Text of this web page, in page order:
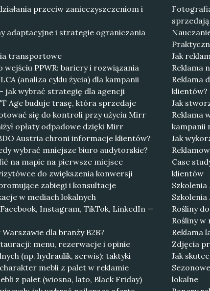
przeciw zanieczyszczeniom i
adaptacyjne i strategie ograniczania
transportowe
PPWR: bariery i rozwiązania
(analiza cyklu życia) dla kampanii
jak wybrać strategię dla agencji
Age buduje trasę, która sprzedaje
się do kontroli przy użyciu Mirr
opłaty odpadowe dzięki Mirr
Austria chroni informacje klientów?
wybrać mniejsze biuro audytorskie?
na mapie na pierwsze miejsce
do zwiększenia konwersji
zabiegi i konsultacje
w mediach lokalnych
Instagram, TikTok, LinkedIn —
dla branży B2B?
menu, rezerwacje i opinie
(np. hydraulik, serwis): taktyki
mebli z palet w reklamie
z palet (wiosna, lato, Black Friday)
Jak
Reklama
Reklama
klientów?
Jak
Reklama
kampanii
Jak
Case
klientów
Rośliny
Rośliny
Reklama
Zdjęcia
Jak
lokalne